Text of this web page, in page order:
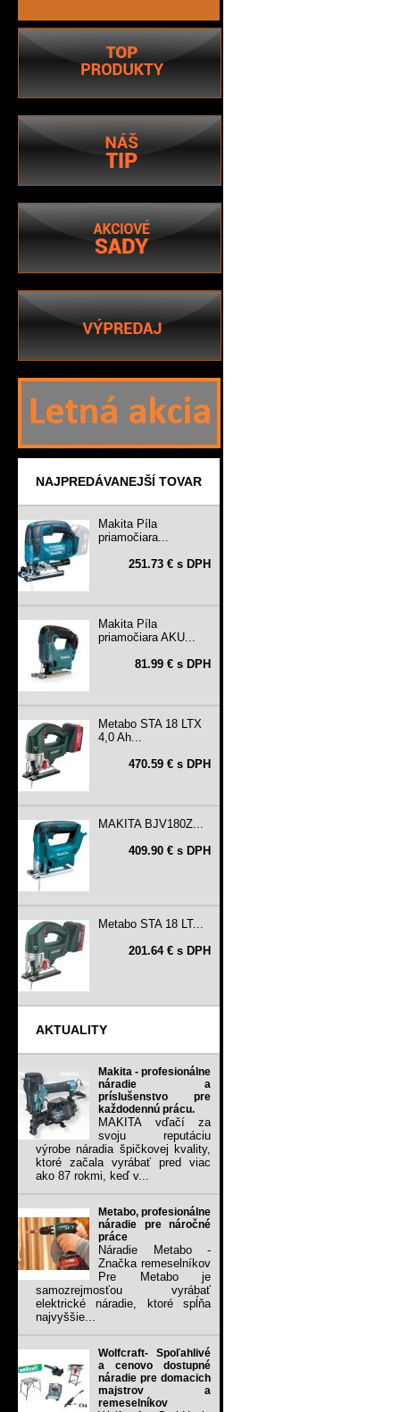
NAJPREDÁVANEJŠÍ TOVAR
Makita Píla
priamočiara...
251.73 € s DPH
Makita Píla
priamočiara AKU...
81.99 € s DPH
Metabo STA 18 LTX
4,0 Ah...
470.59 € s DPH
MAKITA BJV180Z...
409.90 € s DPH
Metabo STA 18 LT...
201.64 € s DPH
AKTUALITY
Makita - profesionálne
náradie a
príslušenstvo pre
každodennú prácu.
MAKITA vďačí za
svoju reputáciu
výrobe náradia špičkovej kvality,
ktoré začala vyrábať pred viac
ako 87 rokmi, keď v...
Metabo, profesionálne
náradie pre náročné
práce
Náradie Metabo -
Značka remeselníkov
Pre Metabo je
samozrejmosťou vyrábať
elektrické náradie, ktoré spĺňa
najvyššie...
Wolfcraft- Spoľahlivé
a cenovo dostupné
náradie pre domacich
majstrov a
remeselníkov